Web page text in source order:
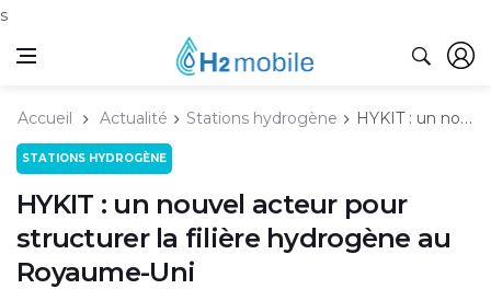
s
Accueil Actualité Stations hydrogène HYKIT : un nouvel acteur pour structurer la filière hydrogène au Royaume-Uni
STATIONS HYDROGÈNE
HYKIT : un nouvel acteur pour
structurer la filière hydrogène au
Royaume-Uni